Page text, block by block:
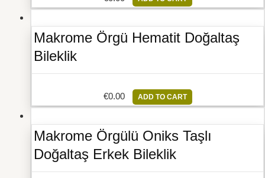
Makrome Örgü Hematit Doğaltaş
Bileklik
€0.00 ADD TO CART
Makrome Örgülü Oniks Taşlı
Doğaltaş Erkek Bileklik